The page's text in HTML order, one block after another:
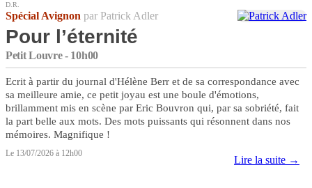
D.R.
Spécial Avignon par Patrick Adler
Pour l’éternité
Petit Louvre - 10h00
Ecrit à partir du journal d'Hélène Berr et de sa correspondance avec
sa meilleure amie, ce petit joyau est une boule d'émotions,
brillamment mis en scène par Eric Bouvron qui, par sa sobriété, fait
la part belle aux mots. Des mots puissants qui résonnent dans nos
mémoires. Magnifique !
Le 13/07/2026 à 12h00
Lire la suite →